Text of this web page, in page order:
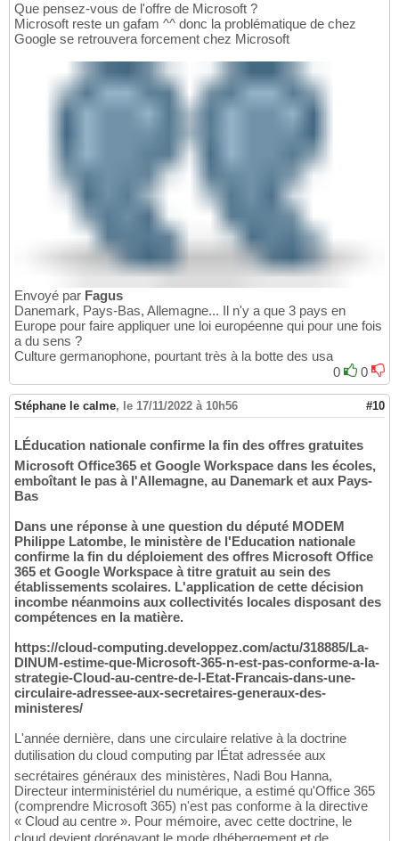
Que pensez-vous de l'offre de Microsoft ?
Microsoft reste un gafam ^^ donc la problématique de chez
Google se retrouvera forcement chez Microsoft
Envoyé par Fagus
Danemark, Pays-Bas, Allemagne... Il n'y a que 3 pays en
Europe pour faire appliquer une loi européenne qui pour une fois
a du sens ?
Culture germanophone, pourtant très à la botte des usa
0
0
Stéphane le calme, le 17/11/2022 à 10h56 #10
LÉducation nationale confirme la fin des offres gratuites
Microsoft Office365 et Google Workspace dans les écoles,
emboîtant le pas à l'Allemagne, au Danemark et aux Pays-
Bas
Dans une réponse à une question du député MODEM
Philippe Latombe, le ministère de l'Education nationale
confirme la fin du déploiement des offres Microsoft Office
365 et Google Workspace à titre gratuit au sein des
établissements scolaires. L'application de cette décision
incombe néanmoins aux collectivités locales disposant des
compétences en la matière.
https://cloud-computing.developpez.com/actu/318885/La-
DINUM-estime-que-Microsoft-365-n-est-pas-conforme-a-la-
strategie-Cloud-au-centre-de-l-Etat-Francais-dans-une-
circulaire-adressee-aux-secretaires-generaux-des-
ministeres/
L'année dernière, dans une circulaire relative à la doctrine
dutilisation du cloud computing par lÉtat adressée aux
secrétaires généraux des ministères, Nadi Bou Hanna,
Directeur interministériel du numérique, a estimé qu'Office 365
(comprendre Microsoft 365) n'est pas conforme à la directive
« Cloud au centre ». Pour mémoire, avec cette doctrine, le